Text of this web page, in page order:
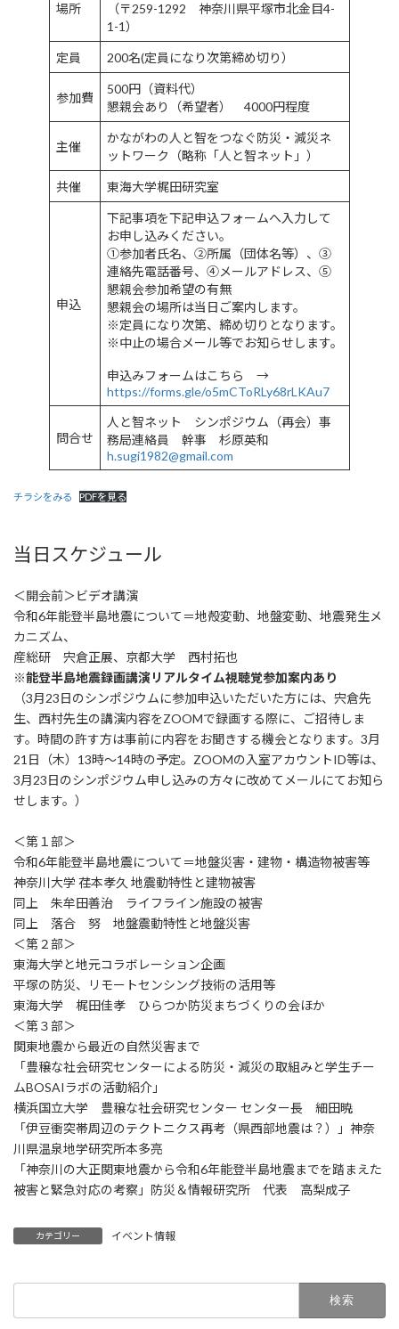
場所
（〒259-1292 神奈川県平塚市北金目4-
1-1）
定員 200名(定員になり次第締め切り）
参加費
500円（資料代）
懇親会あり（希望者） 4000円程度
主催
かながわの人と智をつなぐ防災・減災ネ
ットワーク（略称「人と智ネット」）
共催 東海大学梶田研究室
申込
下記事項を下記申込フォームへ入力して
お申し込みください。
①参加者氏名、②所属（団体名等）、③
連絡先電話番号、④メールアドレス、⑤
懇親会参加希望の有無
懇親会の場所は当日ご案内します。
※定員になり次第、締め切りとなります。
※中止の場合メール等でお知らせします。
申込みフォームはこちら →
https://forms.gle/o5mCToRLy68rLKAu7
問合せ
人と智ネット シンポジウム（再会）事
務局連絡員 幹事 杉原英和
h.sugi1982@gmail.com
チラシをみる PDFを見る
当日スケジュール
＜開会前＞ビデオ講演
令和6年能登半島地震について＝地殻変動、地盤変動、地震発生メ
カニズム、
産総研 宍倉正展、京都大学 西村拓也
※能登半島地震録画講演リアルタイム視聴覚参加案内あり
（3月23日のシンポジウムに参加申込いただいた方には、宍倉先
生、西村先生の講演内容をZOOMで録画する際に、ご招待しま
す。時間の許す方は事前に内容をお聞きする機会となります。3月
21日（木）13時～14時の予定。ZOOMの入室アカウントID等は、
3月23日のシンポジウム申し込みの方々に改めてメールにてお知ら
せします。）
＜第１部＞
令和6年能登半島地震について＝地盤災害・建物・構造物被害等
神奈川大学 荏本孝久 地震動特性と建物被害
同上 朱牟田善治 ライフライン施設の被害
同上 落合 努 地盤震動特性と地盤災害
＜第２部＞
東海大学と地元コラボレーション企画
平塚の防災、リモートセンシング技術の活用等
東海大学 梶田佳孝 ひらつか防災まちづくりの会ほか
＜第３部＞
関東地震から最近の自然災害まで
「豊穣な社会研究センターによる防災・減災の取組みと学生チー
ムBOSAIラボの活動紹介」
横浜国立大学 豊穣な社会研究センター センター長 細田暁
「伊豆衝突帯周辺のテクトニクス再考（県西部地震は？）」神奈
川県温泉地学研究所本多亮
「神奈川の大正関東地震から令和6年能登半島地震までを踏まえた
被害と緊急対応の考察」防災＆情報研究所 代表 高梨成子
カテゴリー イベント情報